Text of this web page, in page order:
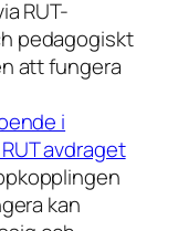
RUT-
pedagogiskt
att fungera
i
avdraget
kan